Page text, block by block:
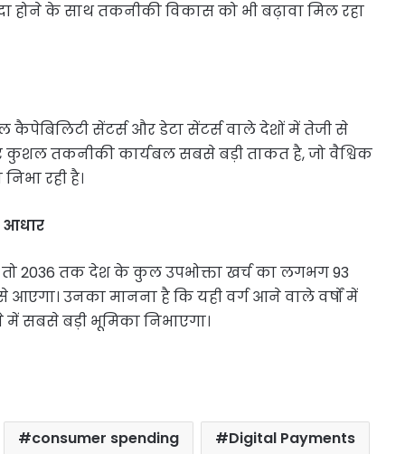
होने के साथ तकनीकी विकास को भी बढ़ावा मिल रहा
सेंटर्स और डेटा सेंटर्स वाले देशों में तेजी से
कुशल तकनीकी कार्यबल सबसे बड़ी ताकत है, जो वैश्विक
रही है।
आधार
तो 2036 तक देश के कुल उपभोक्ता खर्च का लगभग 93
आएगा। उनका मानना है कि यही वर्ग आने वाले वर्षों में
सबसे बड़ी भूमिका निभाएगा।
consumer spending
Digital Payments